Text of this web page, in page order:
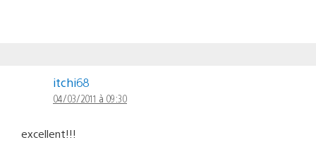
itchi68
04/03/2011 à 09:30
excellent!!!